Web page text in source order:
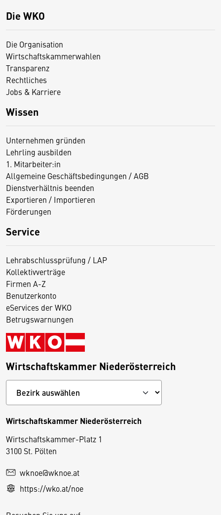
Die WKO
Die Organisation
Wirtschaftskammerwahlen
Transparenz
Rechtliches
Jobs & Karriere
Wissen
Unternehmen gründen
Lehrling ausbilden
1. Mitarbeiter:in
Allgemeine Geschäftsbedingungen / AGB
Dienstverhältnis beenden
Exportieren / Importieren
Förderungen
Service
Lehrabschlussprüfung / LAP
Kollektivverträge
Firmen A-Z
Benutzerkonto
eServices der WKO
Betrugswarnungen
Wirtschaftskammer Niederösterreich
Wirtschaftskammer Niederösterreich
Wirtschaftskammer-Platz 1
3100 St. Pölten
wknoe@wknoe.at
https://wko.at/noe
D
e
s